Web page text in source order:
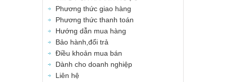
Phương thức giao hàng
Phương thức thanh toán
Hướng dẫn mua hàng
Bảo hành,đổi trả
Điều khoản mua bán
Dành cho doanh nghiệp
Liên hệ